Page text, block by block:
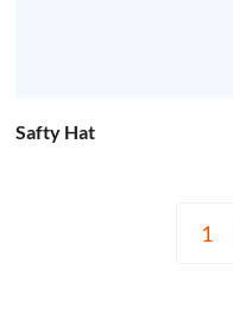
Safty Hat
1